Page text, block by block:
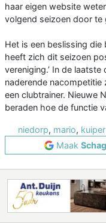
haar eigen website
volgend seizoen door te
Het is een beslissing
heeft zich dit seizoen
vereniging.’ In de
naderende
een clubtrainer. Nieuwe
beraden hoe de functie
niedorp, mario, kuiper
Maak